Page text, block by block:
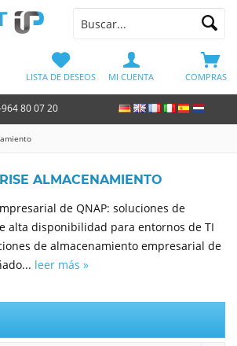
964 80 07 20
COMPRAS
LISTA DE DESEOS MI CUENTA
ALMACENAMIENTO
de QNAP: soluciones de
alta disponibilidad para entornos de TI
de almacenamiento empresarial de
leer más »